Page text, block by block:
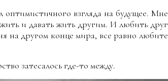
оптимистичного взгляда на будущее. Мне
и давать жить другим. И любить друг
на другом конце мира, все равно любите
затесалось где-то между.